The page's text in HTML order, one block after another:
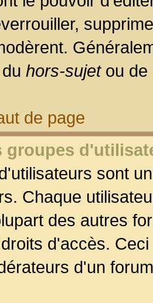
hors-sujetou de
de page
groupes
sont
Chaque
des autres
d'accès.
d'un